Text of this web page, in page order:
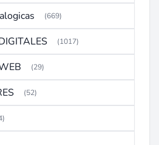
(669)
(1017)
(29)
(52)